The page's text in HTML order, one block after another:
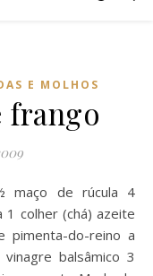
E MOLHOS
frango
colher (chá) azeite
pimenta-do-reino a
balsâmico 3